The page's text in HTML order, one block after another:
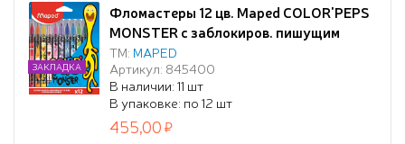
Фломастеры 12 цв. Maped COLOR'PEPS
MONSTER с заблокиров. пишущим
узлом, смываемые,
ТМ: MAPED
Артикул: 845400
В наличии: 11 шт
В упаковке: по 12 шт
ЗАКЛАДКА
455,00